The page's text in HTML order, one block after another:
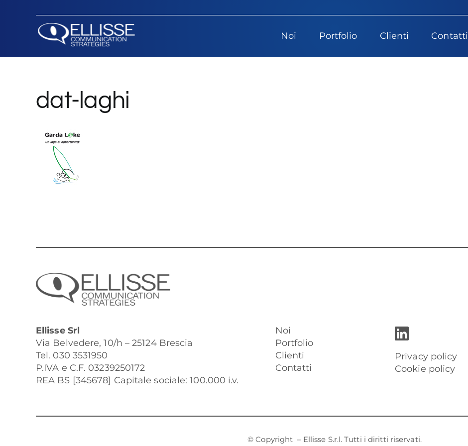
contenuto
Noi Portfolio Clienti Contatti
dat-laghi
Ellisse Srl
Via Belvedere, 10/h – 25124 Brescia
Tel. 030 3531950
P.IVA e C.F. 03239250172
REA BS [345678] Capitale sociale: 100.000 i.v.
Noi
Portfolio
Clienti
Contatti
Privacy policy
Cookie policy
© Copyright – Ellisse S.r.l. Tutti i diritti riservati.